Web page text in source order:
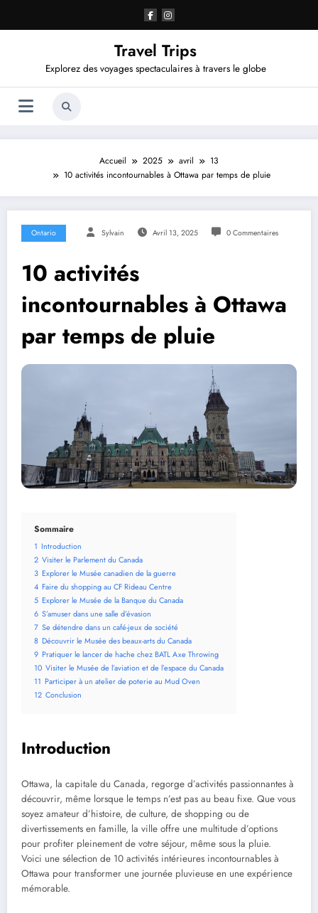
contenu
Travel Trips
Explorez des voyages spectaculaires à travers le globe
Accueil 2025 avril
13
10 activités incontournables à Ottawa par temps de pluie
Ontario Sylvain Avril 13, 2025 0 Commentaires
10 activités
incontournables à Ottawa
par temps de pluie
Sommaire
1 Introduction
2 Visiter le Parlement du Canada
3 Explorer le Musée canadien de la guerre
4 Faire du shopping au CF Rideau Centre
5 Explorer le Musée de la Banque du Canada
6 S’amuser dans une salle d’évasion
7 Se détendre dans un café-jeux de société
8 Découvrir le Musée des beaux-arts du Canada
9 Pratiquer le lancer de hache chez BATL Axe Throwing
10 Visiter le Musée de l’aviation et de l’espace du Canada
11 Participer à un atelier de poterie au Mud Oven
12 Conclusion
Introduction
Ottawa, la capitale du Canada, regorge d’activités passionnantes à
découvrir, même lorsque le temps n’est pas au beau fixe. Que vous
soyez amateur d’histoire, de culture, de shopping ou de
divertissements en famille, la ville offre une multitude d’options
pour profiter pleinement de votre séjour, même sous la pluie.
Voici une sélection de 10 activités intérieures incontournables à
Ottawa pour transformer une journée pluvieuse en une expérience
mémorable.​